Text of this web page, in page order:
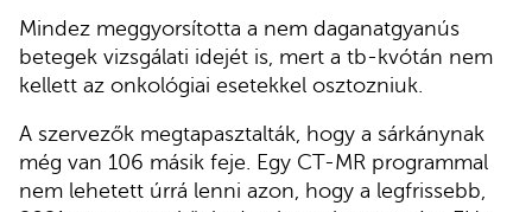
Mindez meggyorsította a nem daganatgyanús
betegek vizsgálati idejét is, mert a tb-kvótán nem
kellett az onkológiai esetekkel osztozniuk.
A szervezők megtapasztalták, hogy a sárkánynak
még van 106 másik feje. Egy CT-MR programmal
nem lehetett úrrá lenni azon, hogy a legfrissebb,